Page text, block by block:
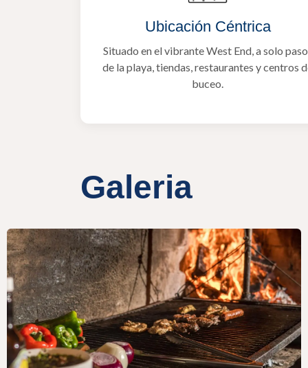
Ubicación Céntrica
Situado en el vibrante West End, a solo
de la playa, tiendas, restaurantes y centros
buceo.
Galeria